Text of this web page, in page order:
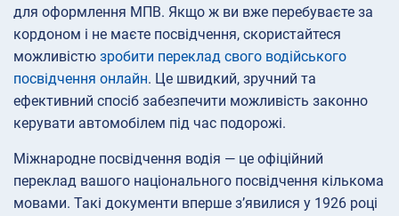
для оформлення МПВ. Якщо ж ви вже перебуваєте за
кордоном і не маєте посвідчення, скористайтеся
можливістю зробити переклад свого водійського
посвідчення онлайн. Це швидкий, зручний та
ефективний спосіб забезпечити можливість законно
керувати автомобілем під час подорожі.
Міжнародне посвідчення водія — це офіційний
переклад вашого національного посвідчення кількома
мовами. Такі документи вперше з’явилися у 1926 році